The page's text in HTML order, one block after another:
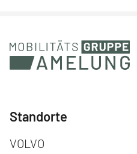
Standorte
Navigation überspringen
VOLVO